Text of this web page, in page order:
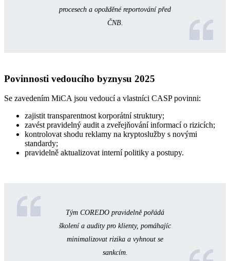
procesech a opožděné reportování před
ČNB.
Povinnosti vedoucího byznysu 2025
Se zavedením MiCA jsou vedoucí a vlastníci CASP povinni:
zajistit transparentnost korporátní struktury;
zavést pravidelný audit a zveřejňování informací o rizicích;
kontrolovat shodu reklamy na kryptoslužby s novými
standardy;
pravidelně aktualizovat interní politiky a postupy.
Tým COREDO pravidelně pořádá
školení a audity pro klienty, pomáhajíc
minimalizovat rizika a vyhnout se
sankcím.